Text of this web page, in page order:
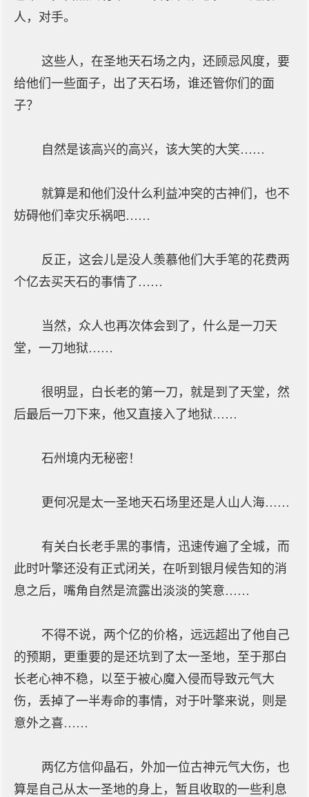
人，对手。
这些人，在圣地天石场之内，还顾忌风度，要
给他们一些面子，出了天石场，谁还管你们的面
子？
自然是该高兴的高兴，该大笑的大笑……
就算是和他们没什么利益冲突的古神们，也不
妨碍他们幸灾乐祸吧……
反正，这会儿是没人羡慕他们大手笔的花费两
个亿去买天石的事情了……
当然，众人也再次体会到了，什么是一刀天
堂，一刀地狱……
很明显，白长老的第一刀，就是到了天堂，然
后最后一刀下来，他又直接入了地狱……
石州境内无秘密！
更何况是太一圣地天石场里还是人山人海……
有关白长老手黑的事情，迅速传遍了全城，而
此时叶擎还没有正式闭关，在听到银月候告知的消
息之后，嘴角自然是流露出淡淡的笑意……
不得不说，两个亿的价格，远远超出了他自己
的预期，更重要的是还坑到了太一圣地，至于那白
长老心神不稳，以至于被心魔入侵而导致元气大
伤，丢掉了一半寿命的事情，对于叶擎来说，则是
意外之喜……
两亿方信仰晶石，外加一位古神元气大伤，也
算是自己从太一圣地的身上，暂且收取的一些利息